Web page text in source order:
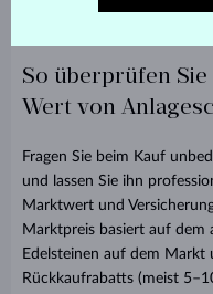
Generationenschmuck
So überprüfen
Wert von
Fragen Sie beim Kauf
und lassen Sie ihn
Marktwert und
Marktpreis basiert auf
Edelsteinen auf dem Markt
Rückkaufrabatts (meist